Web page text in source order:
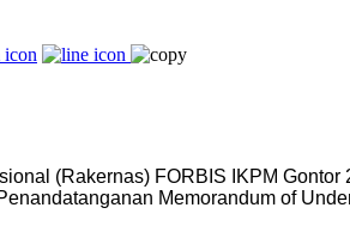
(Rakernas) FORBIS IKPM
Memorandum of